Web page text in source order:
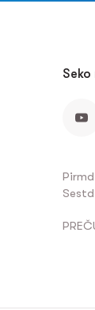
Seko